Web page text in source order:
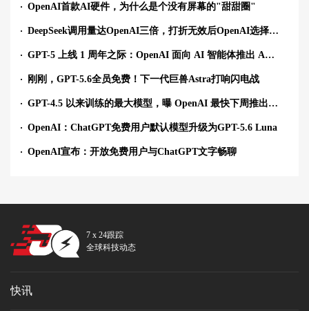
OpenAI首款AI硬件，为什么是个没有屏幕的"甜甜圈"
DeepSeek调用量达OpenAI三倍，打折无效后OpenAI选择免费
GPT-5 上线 1 周年之际：OpenAI 面向 AI 智能体推出 Agent Plugins 规范
刚刚，GPT-5.6全员免费！下一代巨兽Astra打响闪电战
GPT-4.5 以来训练的最大模型，曝 OpenAI 最快下周推出 Astra AI 模型
OpenAI：ChatGPT免费用户默认模型升级为GPT-5.6 Luna
OpenAI宣布：开放免费用户与ChatGPT文字畅聊
7 x 24跟踪
全球科技动态
快讯